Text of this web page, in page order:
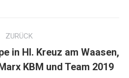
ZURÜCK
Vorheriger
Beitrag:
in Hl. Kreuz am Waasen,
KBM und Team 2019